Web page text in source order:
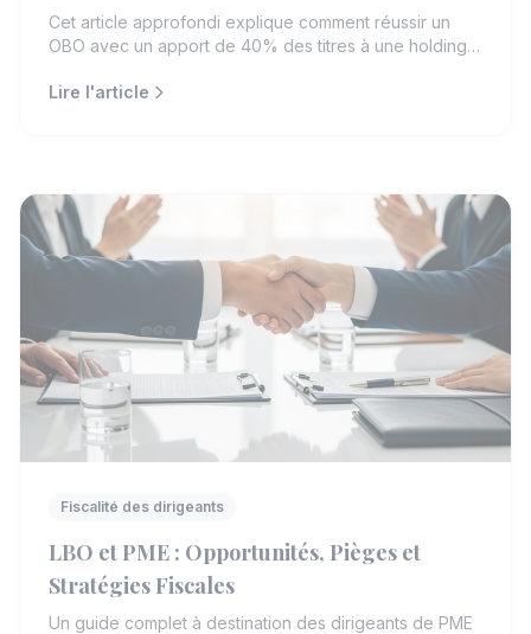
Cet article approfondi explique comment réussir un
OBO avec un apport de 40% des titres à une holding
fabrication d’écouteurs). Découvrez les étapes,
Lire l'article
Fiscalité des dirigeants
LBO et PME : Opportunités, Pièges et
Stratégies Fiscales
Un guide complet à destination des dirigeants de PME